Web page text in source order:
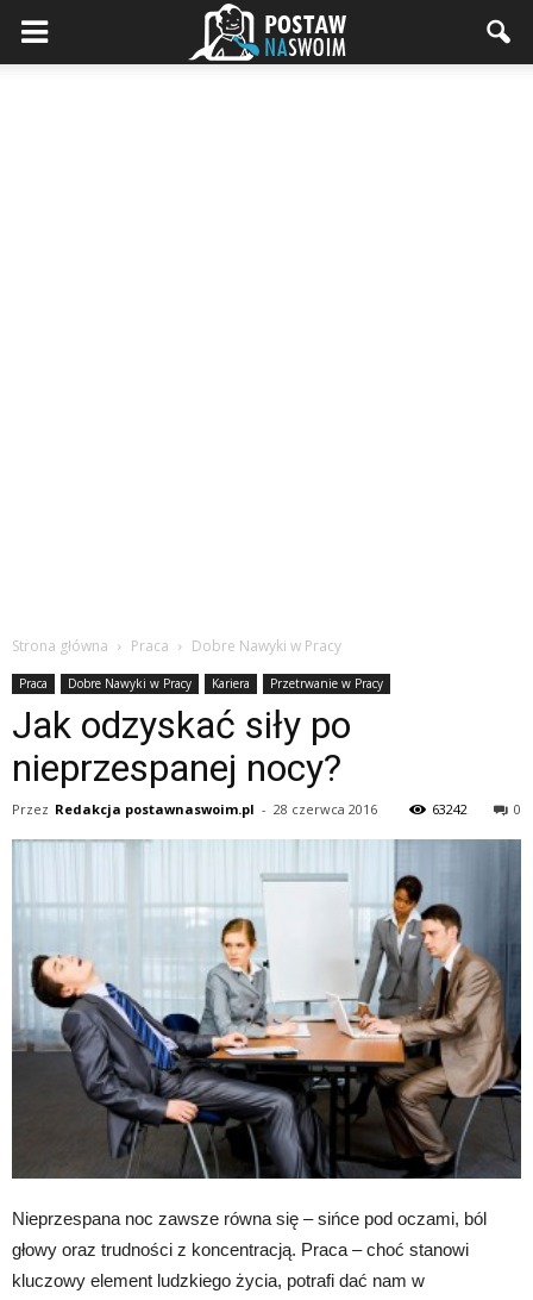
Strona główna Praca Dobre Nawyki w Pracy
Praca Dobre Nawyki w Pracy Kariera Przetrwanie w Pracy
Jak odzyskać siły po
nieprzespanej nocy?
Przez Redakcja postawnaswoim.pl - 28 czerwca 2016 0
63242
Nieprzespana noc zawsze równa się – sińce pod oczami, ból
głowy oraz trudności z koncentracją. Praca – choć stanowi
kluczowy element ludzkiego życia, potrafi dać nam w